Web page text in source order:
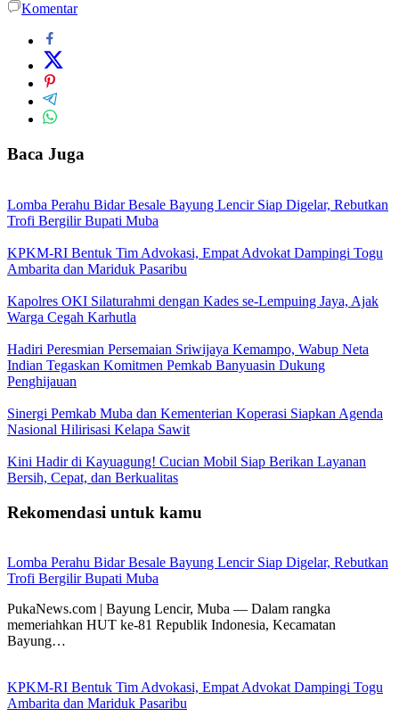
Komentar
Baca Juga
Lomba Perahu Bidar Besale Bayung Lencir Siap Digelar, Rebutkan
Trofi Bergilir Bupati Muba
KPKM-RI Bentuk Tim Advokasi, Empat Advokat Dampingi Togu
Ambarita dan Mariduk Pasaribu
Kapolres OKI Silaturahmi dengan Kades se-Lempuing Jaya, Ajak
Warga Cegah Karhutla
Hadiri Peresmian Persemaian Sriwijaya Kemampo, Wabup Neta
Indian Tegaskan Komitmen Pemkab Banyuasin Dukung
Penghijauan
Sinergi Pemkab Muba dan Kementerian Koperasi Siapkan Agenda
Nasional Hilirisasi Kelapa Sawit
Kini Hadir di Kayuagung! Cucian Mobil Siap Berikan Layanan
Bersih, Cepat, dan Berkualitas
Rekomendasi untuk kamu
Lomba Perahu Bidar Besale Bayung Lencir Siap Digelar, Rebutkan
Trofi Bergilir Bupati Muba
PukaNews.com | Bayung Lencir, Muba — Dalam rangka
memeriahkan HUT ke-81 Republik Indonesia, Kecamatan
Bayung…
KPKM-RI Bentuk Tim Advokasi, Empat Advokat Dampingi Togu
Ambarita dan Mariduk Pasaribu